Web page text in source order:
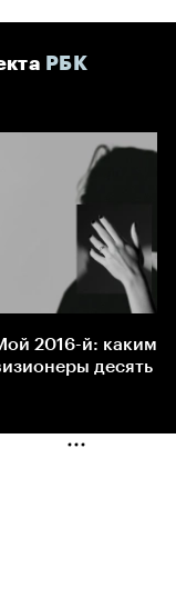
РБК
2016-й: какими
десять